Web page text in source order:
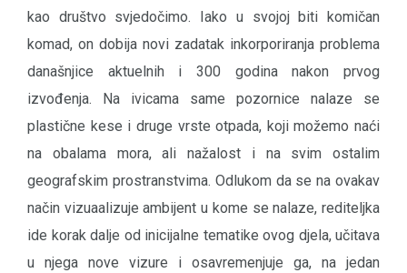
kao društvo svjedočimo. Iako u svojoj biti komičan
komad, on dobija novi zadatak inkorporiranja problema
današnjice aktuelnih i 300 godina nakon prvog
izvođenja. Na ivicama same pozornice nalaze se
plastične kese i druge vrste otpada, koji možemo naći
na obalama mora, ali nažalost i na svim ostalim
geografskim prostranstvima. Odlukom da se na ovakav
način vizuaalizuje ambijent u kome se nalaze, rediteljka
ide korak dalje od inicijalne tematike ovog djela, učitava
u njega nove vizure i osavremenjuje ga, na jedan